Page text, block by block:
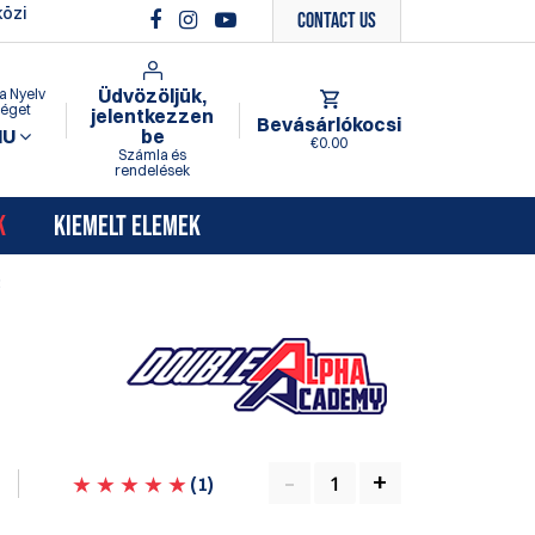
Contact Us
Nyelv
Üdvözöljük,
jelentkezzen
be
Számla és
rendelések
Bevásárlókocsi
€0.00
KIEMELT ELEMEK
(1)